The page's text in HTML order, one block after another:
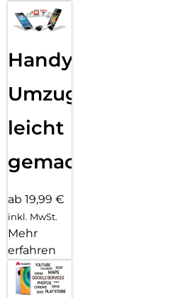
Handy
Umzug
leicht
gemacht!
ab 19,99 €
inkl. MwSt.
Mehr
erfahren